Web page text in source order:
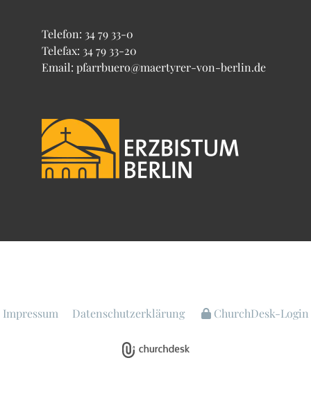
Telefon: 34 79 33-0
Telefax: 34 79 33-20
Email: pfarrbuero@maertyrer-von-berlin.de
Impressum Datenschutzerklärung ChurchDesk-Login